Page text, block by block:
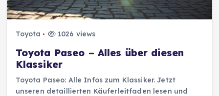
Toyota 1026 views
Toyota Paseo – Alles über diesen
Klassiker
Toyota Paseo: Alle Infos zum Klassiker. Jetzt
unseren detaillierten Käuferleitfaden lesen und